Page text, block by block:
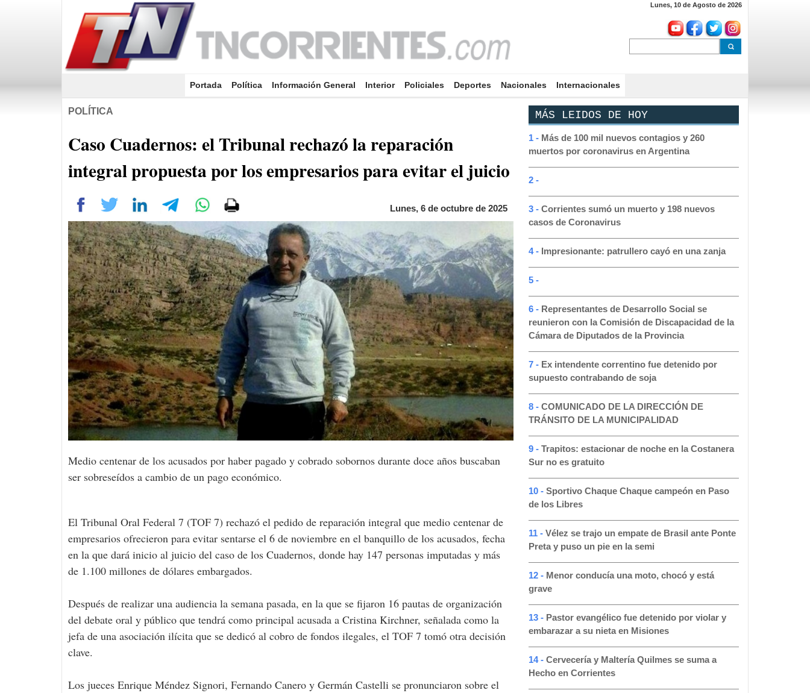
Lunes, 10 de Agosto de 2026
Portada (current)
Política Información General Interior Policiales Deportes Nacionales Internacionales
POLÍTICA
Caso Cuadernos: el Tribunal rechazó la reparación
integral propuesta por los empresarios para evitar el juicio
Lunes, 6 de octubre de 2025
Medio centenar de los acusados por haber pagado y cobrado sobornos durante doce años buscaban
ser sobreseídos a cambio de un pago económico.
El Tribunal Oral Federal 7 (TOF 7) rechazó el pedido de reparación integral que medio centenar de
empresarios ofrecieron para evitar sentarse el 6 de noviembre en el banquillo de los acusados, fecha
en la que dará inicio al juicio del caso de los Cuadernos, donde hay 147 personas imputadas y más
de 1.100 millones de dólares embargados.
Después de realizar una audiencia la semana pasada, en la que se fijaron 16 pautas de organización
del debate oral y público que tendrá como principal acusada a Cristina Kirchner, señalada como la
jefa de una asociación ilícita que se dedicó al cobro de fondos ilegales, el TOF 7 tomó otra decisión
clave.
Los jueces Enrique Méndez Signori, Fernando Canero y Germán Castelli se pronunciaron sobre el
MÁS LEIDOS DE HOY
1 - Más de 100 mil nuevos contagios y 260
muertos por coronavirus en Argentina
2 -
3 - Corrientes sumó un muerto y 198 nuevos
casos de Coronavirus
4 - Impresionante: patrullero cayó en una zanja
5 -
6 - Representantes de Desarrollo Social se
reunieron con la Comisión de Discapacidad de la
Cámara de Diputados de la Provincia
7 - Ex intendente correntino fue detenido por
supuesto contrabando de soja
8 - COMUNICADO DE LA DIRECCIÓN DE
TRÁNSITO DE LA MUNICIPALIDAD
9 - Trapitos: estacionar de noche en la Costanera
Sur no es gratuito
10 - Sportivo Chaque Chaque campeón en Paso
de los Libres
11 - Vélez se trajo un empate de Brasil ante Ponte
Preta y puso un pie en la semi
12 - Menor conducía una moto, chocó y está
grave
13 - Pastor evangélico fue detenido por violar y
embarazar a su nieta en Misiones
14 - Cervecería y Maltería Quilmes se suma a
Hecho en Corrientes